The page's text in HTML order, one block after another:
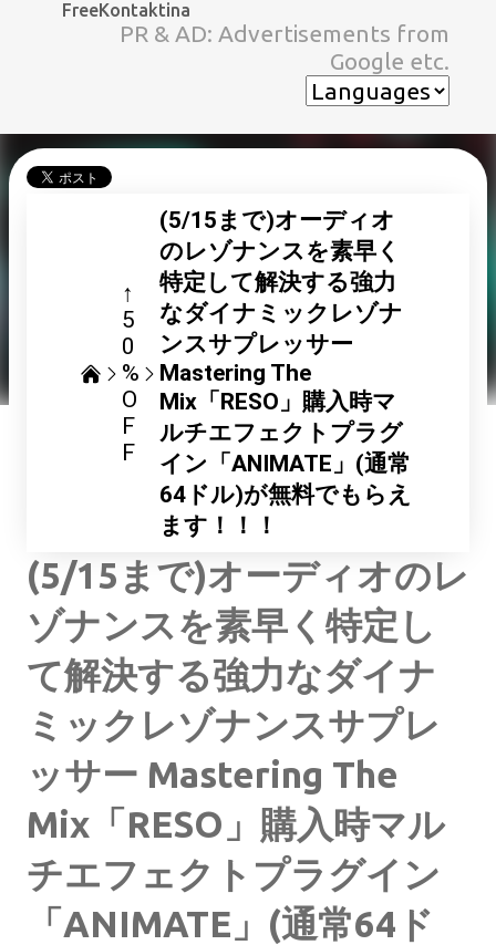
スキップしてメイン コンテンツに移動
FreeKontaktina
PR & AD: Advertisements from
Google etc.
↑
5
0
%
O
F
F
(5/15まで)オーディオ
のレゾナンスを素早く
特定して解決する強力
なダイナミックレゾナ
ンスサプレッサー
Mastering The
Mix「RESO」購入時マ
ルチエフェクトプラグ
イン「ANIMATE」(通常
64ドル)が無料でもらえ
ます！！！
(5/15まで)オーディオのレ
ゾナンスを素早く特定し
て解決する強力なダイナ
ミックレゾナンスサプレ
ッサー Mastering The
Mix「RESO」購入時マル
チエフェクトプラグイン
「ANIMATE」(通常64ド